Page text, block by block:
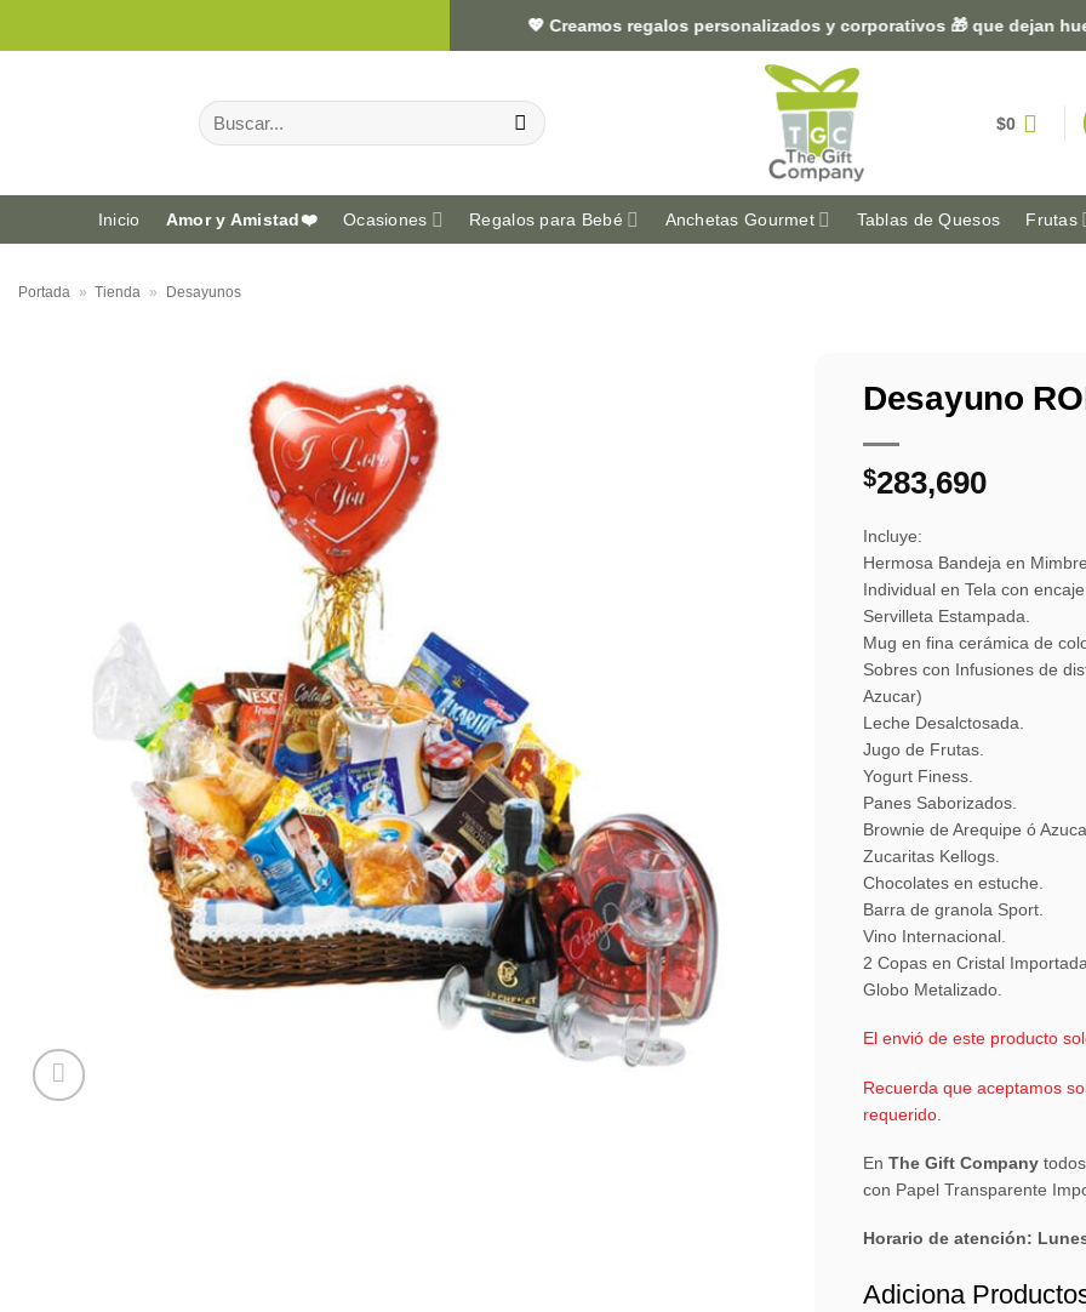
al
💖 Creamos regalos personalizados y corporativos 🎁 que dejan huella
Buscar
por:
$0
Inicio Amor y Amistad❤️ Ocasiones Regalos para Bebé Anchetas Gourmet Tablas de Quesos Frutas
Portada » Tienda » Desayunos
Desayuno
$283,690
Incluye:
Hermosa Bandeja en
Individual en Tela con
Servilleta Estampada.
Mug en fina cerámica de
Sobres con Infusiones de
Azucar)
Leche Desalctosada.
Jugo de Frutas.
Yogurt Finess.
Panes Saborizados.
Brownie de Arequipe ó
Zucaritas Kellogs.
Chocolates en estuche.
Barra de granola Sport.
Vino Internacional.
2 Copas en Cristal
Globo Metalizado.
El envió de este producto
Recuerda que aceptamos
requerido.
En The Gift Company
con Papel Transparente
Horario de atención:
Adiciona